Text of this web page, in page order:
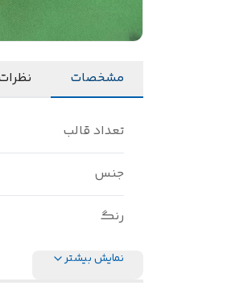
مشخصات
تعداد قالب
جنس
رنگ
نمایش بیشتر